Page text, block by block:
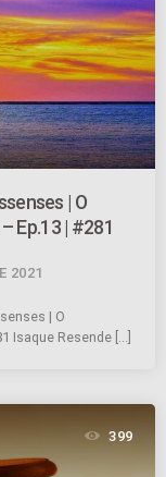
| O
Ep.13 | #281
2021
| O
Isaque Resende […]
399